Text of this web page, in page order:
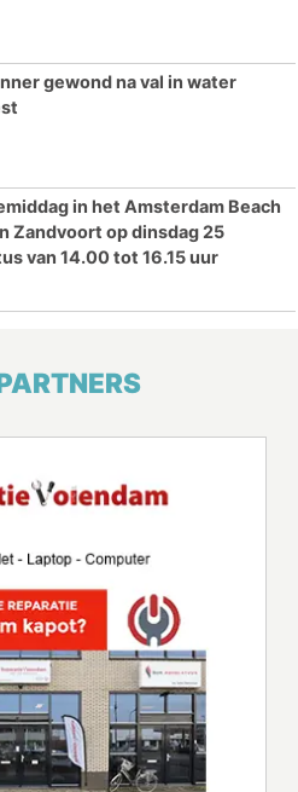
gewond na val in water
in het Amsterdam Beach
Zandvoort op dinsdag 25
van 14.00 tot 16.15 uur